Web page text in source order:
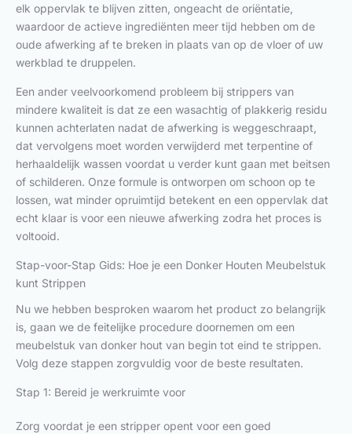
elk oppervlak te blijven zitten, ongeacht de oriëntatie,
waardoor de actieve ingrediënten meer tijd hebben om de
oude afwerking af te breken in plaats van op de vloer of uw
werkblad te druppelen.
Een ander veelvoorkomend probleem bij strippers van
mindere kwaliteit is dat ze een wasachtig of plakkerig residu
kunnen achterlaten nadat de afwerking is weggeschraapt,
dat vervolgens moet worden verwijderd met terpentine of
herhaaldelijk wassen voordat u verder kunt gaan met beitsen
of schilderen. Onze formule is ontworpen om schoon op te
lossen, wat minder opruimtijd betekent en een oppervlak dat
echt klaar is voor een nieuwe afwerking zodra het proces is
voltooid.
Stap-voor-Stap Gids: Hoe je een Donker Houten Meubelstuk
kunt Strippen
Nu we hebben besproken waarom het product zo belangrijk
is, gaan we de feitelijke procedure doornemen om een
meubelstuk van donker hout van begin tot eind te strippen.
Volg deze stappen zorgvuldig voor de beste resultaten.
Stap 1: Bereid je werkruimte voor
Zorg voordat je een stripper opent voor een goed